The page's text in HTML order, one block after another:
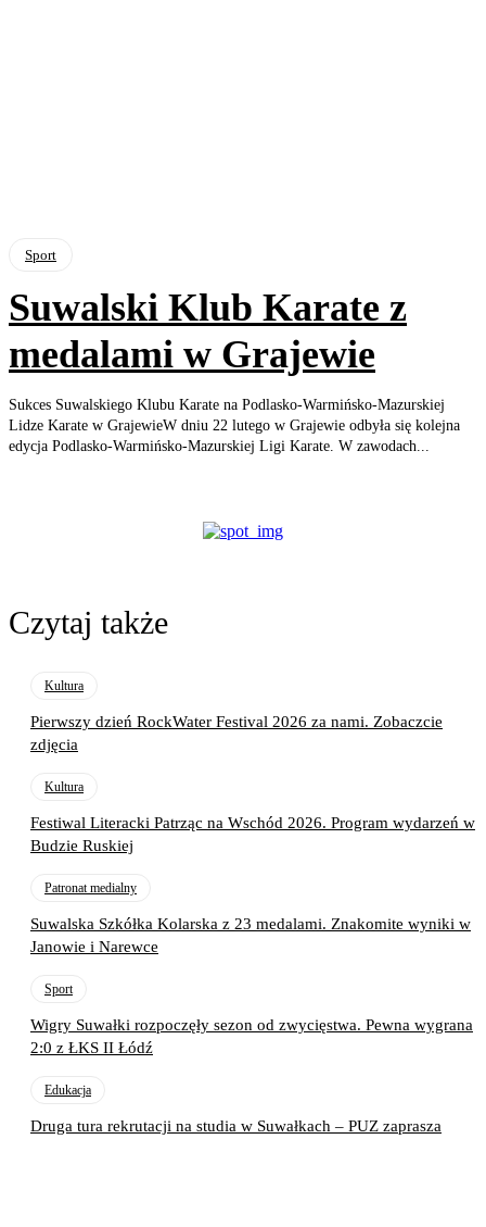
Sport
Suwalski Klub Karate z
medalami w Grajewie
Sukces Suwalskiego Klubu Karate na Podlasko-Warmińsko-Mazurskiej
Lidze Karate w GrajewieW dniu 22 lutego w Grajewie odbyła się kolejna
edycja Podlasko-Warmińsko-Mazurskiej Ligi Karate. W zawodach...
Czytaj także
Kultura
Pierwszy dzień RockWater Festival 2026 za nami. Zobaczcie
zdjęcia
Kultura
Festiwal Literacki Patrząc na Wschód 2026. Program wydarzeń w
Budzie Ruskiej
Patronat medialny
Suwalska Szkółka Kolarska z 23 medalami. Znakomite wyniki w
Janowie i Narewce
Sport
Wigry Suwałki rozpoczęły sezon od zwycięstwa. Pewna wygrana
2:0 z ŁKS II Łódź
Edukacja
Druga tura rekrutacji na studia w Suwałkach – PUZ zaprasza